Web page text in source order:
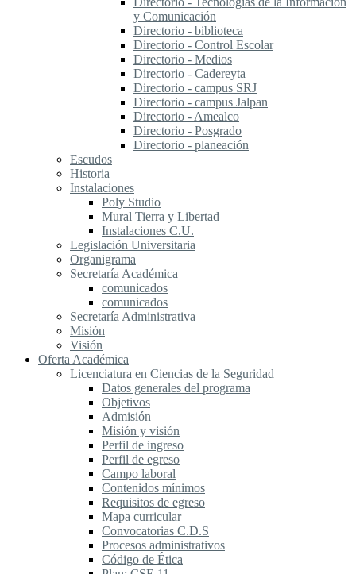
y Comunicación
Directorio - biblioteca
Directorio - Control Escolar
Directorio - Medios
Directorio - Cadereyta
Directorio - campus SRJ
Directorio - campus Jalpan
Directorio - Amealco
Directorio - Posgrado
Directorio - planeación
Escudos
Historia
Instalaciones
Poly Studio
Mural Tierra y Libertad
Instalaciones C.U.
Legislación Universitaria
Organigrama
Secretaría Académica
comunicados
comunicados
Secretaría Administrativa
Misión
Visión
Oferta Académica
Licenciatura en Ciencias de la Seguridad
Datos generales del programa
Objetivos
Admisión
Misión y visión
Perfil de ingreso
Perfil de egreso
Campo laboral
Contenidos mínimos
Requisitos de egreso
Mapa curricular
Convocatorias C.D.S
Procesos administrativos
Código de Ética